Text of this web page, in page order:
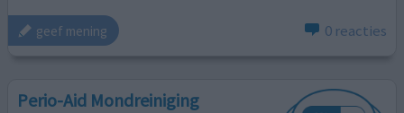
geef mening 0 reacties
Perio-Aid Mondreiniging